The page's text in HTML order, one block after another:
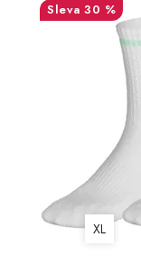
30 %
XL